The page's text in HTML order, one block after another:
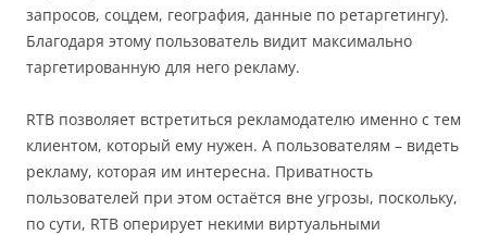
запросов, соцдем, география, данные по ретаргетингу).
Благодаря этому пользователь видит максимально
таргетированную для него рекламу.
RTB позволяет встретиться рекламодателю именно с тем
клиентом, который ему нужен. А пользователям – видеть
рекламу, которая им интересна. Приватность
пользователей при этом остаётся вне угрозы, поскольку,
по сути, RTB оперирует некими виртуальными